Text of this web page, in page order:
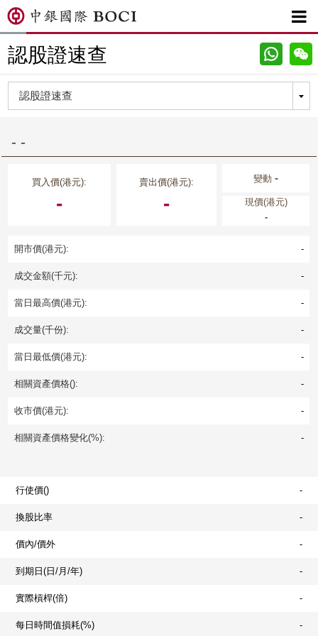

認股證速查
- -
買入價(港元):
-
賣出價(港元):
-
變動-
現價(港元)
-
開市價(港元): -
成交金額(千元): -
當日最高價(港元): -
成交量(千份): -
當日最低價(港元): -
相關資產價格(): -
收市價(港元): -
相關資產價格變化(%): -
行使價() -
換股比率 -
價內/價外 -
到期日(日/月/年) -
實際槓桿(倍) -
每日時間值損耗(%) -